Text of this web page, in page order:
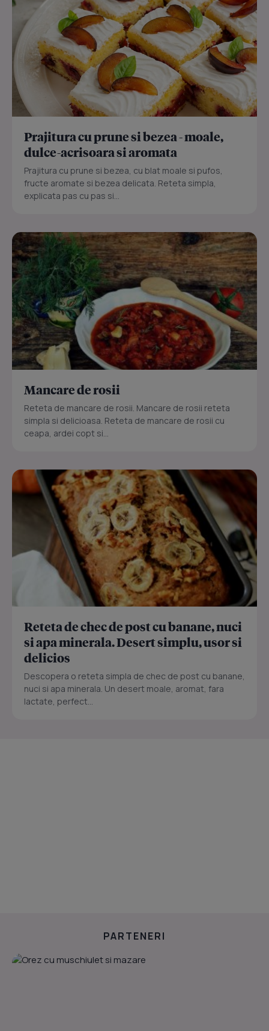
Prajitura cu prune si bezea - moale,
dulce-acrisoara si aromata
Prajitura cu prune si bezea, cu blat moale si pufos,
fructe aromate si bezea delicata. Reteta simpla,
explicata pas cu pas si...
Mancare de rosii
Reteta de mancare de rosii. Mancare de rosii reteta
simpla si delicioasa. Reteta de mancare de rosii cu
ceapa, ardei copt si...
Reteta de chec de post cu banane, nuci
si apa minerala. Desert simplu, usor si
delicios
Descopera o reteta simpla de chec de post cu banane,
nuci si apa minerala. Un desert moale, aromat, fara
lactate, perfect...
PARTENERI